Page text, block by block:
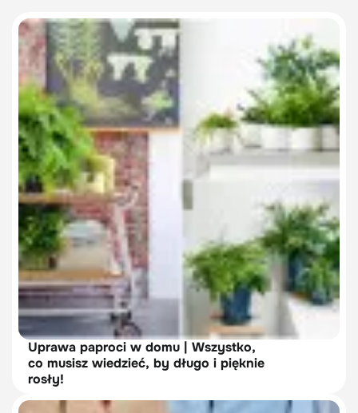
Uprawa paproci w domu | Wszystko,
co musisz wiedzieć, by długo i pięknie
rosły!